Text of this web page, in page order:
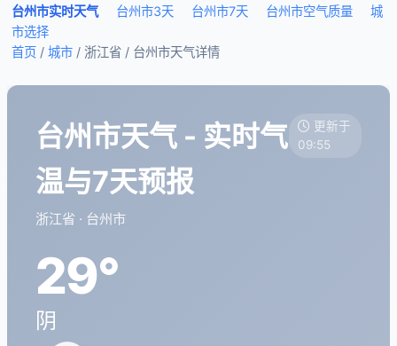
台州市实时天气 台州市3天 台州市7天 台州市空气质量
城
市选择
首页 / 城市 / 浙江省 / 台州市天气详情
台州市天气 - 实时气
温与7天预报
浙江省 · 台州市
更新于
09:55
29°
阴